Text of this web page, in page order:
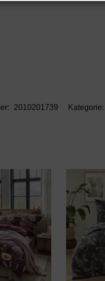
2010201739 Kategorie: